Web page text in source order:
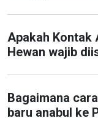
Apakah
Hewan wajib
Bagaimana
baru anabul ke